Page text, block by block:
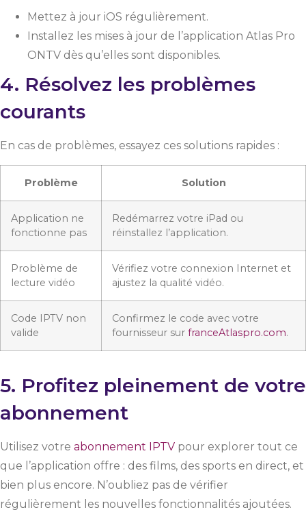
Mettez à jour iOS régulièrement.
Installez les mises à jour de l’application Atlas Pro
ONTV dès qu’elles sont disponibles.
4. Résolvez les problèmes
courants
En cas de problèmes, essayez ces solutions rapides :
Problème Solution
Application ne
fonctionne pas
Redémarrez votre iPad ou
réinstallez l’application.
Problème de
lecture vidéo
Vérifiez votre connexion Internet et
ajustez la qualité vidéo.
Code IPTV non
valide
Confirmez le code avec votre
fournisseur sur franceAtlaspro.com.
5. Profitez pleinement de votre
abonnement
Utilisez votre abonnement IPTV pour explorer tout ce
que l’application offre : des films, des sports en direct, et
bien plus encore. N’oubliez pas de vérifier
régulièrement les nouvelles fonctionnalités ajoutées.